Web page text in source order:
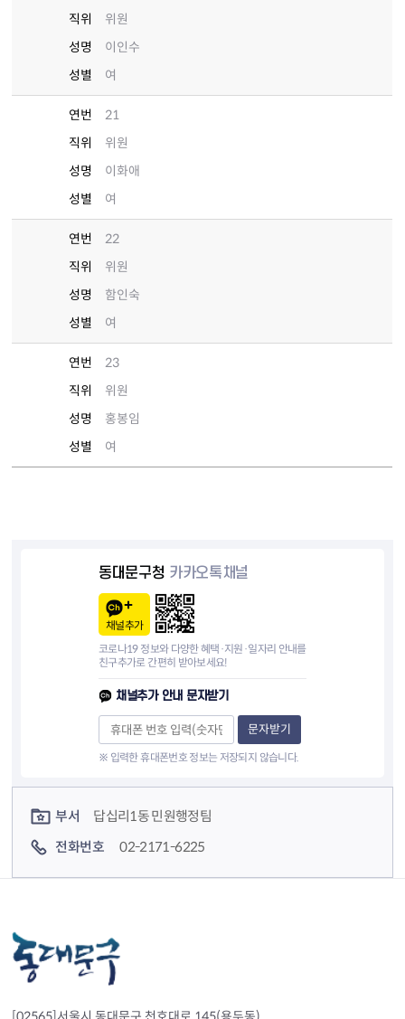
직위
위원
성명
이인수
성별
여
연번
21
직위
위원
성명
이화애
성별
여
연번
22
직위
위원
성명
함인숙
성별
여
연번
23
직위
위원
성명
홍봉임
성별
여
동대문구청 카카오톡채널
채널추가
코로나19 정보와 다양한 혜택·지원·일자리 안내를
친구추가로 간편히 받아보세요!
채널추가 안내 문자받기
문자받기
※ 입력한 휴대폰번호 정보는 저장되지 않습니다.
부서
답십리1동 민원행정팀
전화번호
02-2171-6225